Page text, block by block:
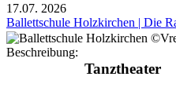
17.07. 2026
Ballettschule Holzkirchen | Die
Beschreibung:
Tanztheater